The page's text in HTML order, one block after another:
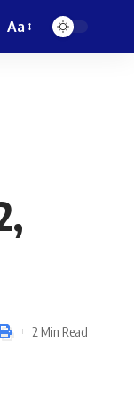
Font
Aa
2 Min Read